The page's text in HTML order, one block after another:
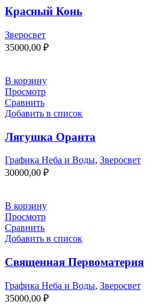
Красный Конь
Зверосвет
35000,00 ₽
В корзину
Просмотр
Сравнить
Добавить в список
Лягушка Оранта
Графика Неба и Воды, Зверосвет
30000,00 ₽
В корзину
Просмотр
Сравнить
Добавить в список
Священная Первоматерия
Графика Неба и Воды, Зверосвет
35000,00 ₽